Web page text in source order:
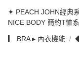
✦ PEACH JOHN經典
NICE BODY 簡約T恤
▎ BRA ▸ 內衣機能